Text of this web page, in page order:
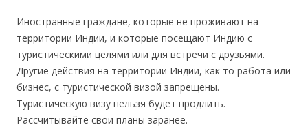
Иностранные граждане, которые не проживают на
территории Индии, и которые посещают Индию с
туристическими целями или для встречи с друзьями.
Другие действия на территории Индии, как то работа или
бизнес, с туристической визой запрещены.
Туристическую визу нельзя будет продлить.
Рассчитывайте свои планы заранее.